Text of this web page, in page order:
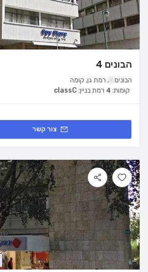
הבונים 4
הבונים , רמת גן, קומה
רמת בניין: classC קומות:4
צור קשר